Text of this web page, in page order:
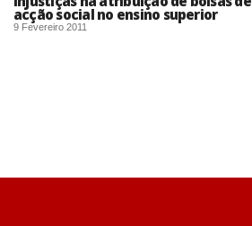
acção social no ensino superior
9 Fevereiro 2011